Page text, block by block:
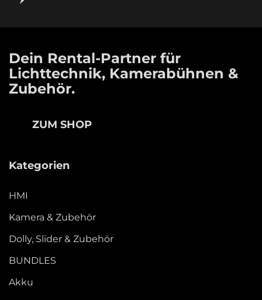
Dein Rental-Partner für
Lichttechnik, Kamerabühnen &
Zubehör.
ZUM SHOP
Kategorien
HMI
Kamera & Zubehör
Dolly, Slider & Zubehör
BUNDLES
Akku